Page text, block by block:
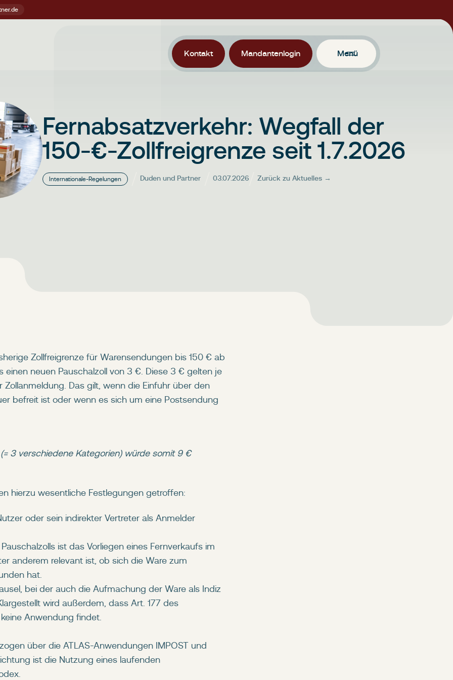
Kontakt Mandantenlogin Menü
Fernabsatzverkehr: Wegfall der
150-€-Zollfreigrenze seit 1.7.2026
Internationale-Regelungen Duden und Partner 03.07.2026 Zurück zu Aktuelles →
Zollfreigrenze für Warensendungen bis 150 € ab
neuen Pauschalzoll von 3 €. Diese 3 € gelten je
Das gilt, wenn die Einfuhr über den
befreit ist oder wenn es sich um eine Postsendung
3 verschiedene Kategorien) würde somit 9 €
hierzu wesentliche Festlegungen getroffen:
oder sein indirekter Vertreter als Anmelder
ist das Vorliegen eines Fernverkaufs im
anderem relevant ist, ob sich die Ware zum
hat.
bei der auch die Aufmachung der Ware als Indiz
wird außerdem, dass Art. 177 des
Anwendung findet.
über die ATLAS-Anwendungen IMPOST und
ist die Nutzung eines laufenden